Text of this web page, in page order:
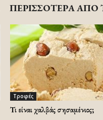
ΠΕΡΙΣΣΟΤΕΡΑ
Τροφές
Τι είναι χαλβάς σησαμένιος;